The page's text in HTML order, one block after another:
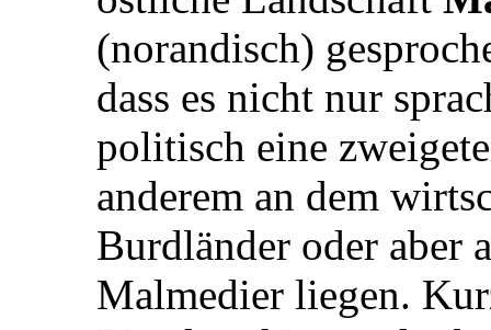
(norandisch)
dass es nicht nur
politisch eine
anderem an dem
Burdländer oder aber
Malmedier liegen.